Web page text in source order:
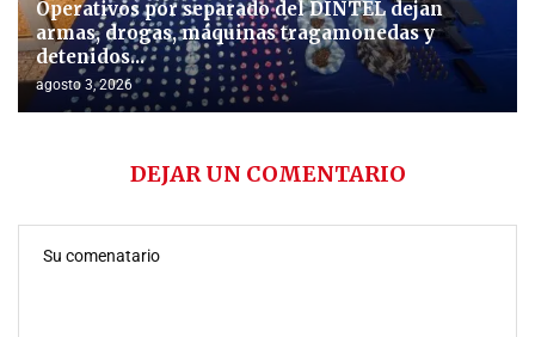
Operativos por separado del DINTEL dejan
armas, drogas, máquinas tragamonedas y
detenidos...
agosto 3, 2026
DEJAR UN COMENTARIO